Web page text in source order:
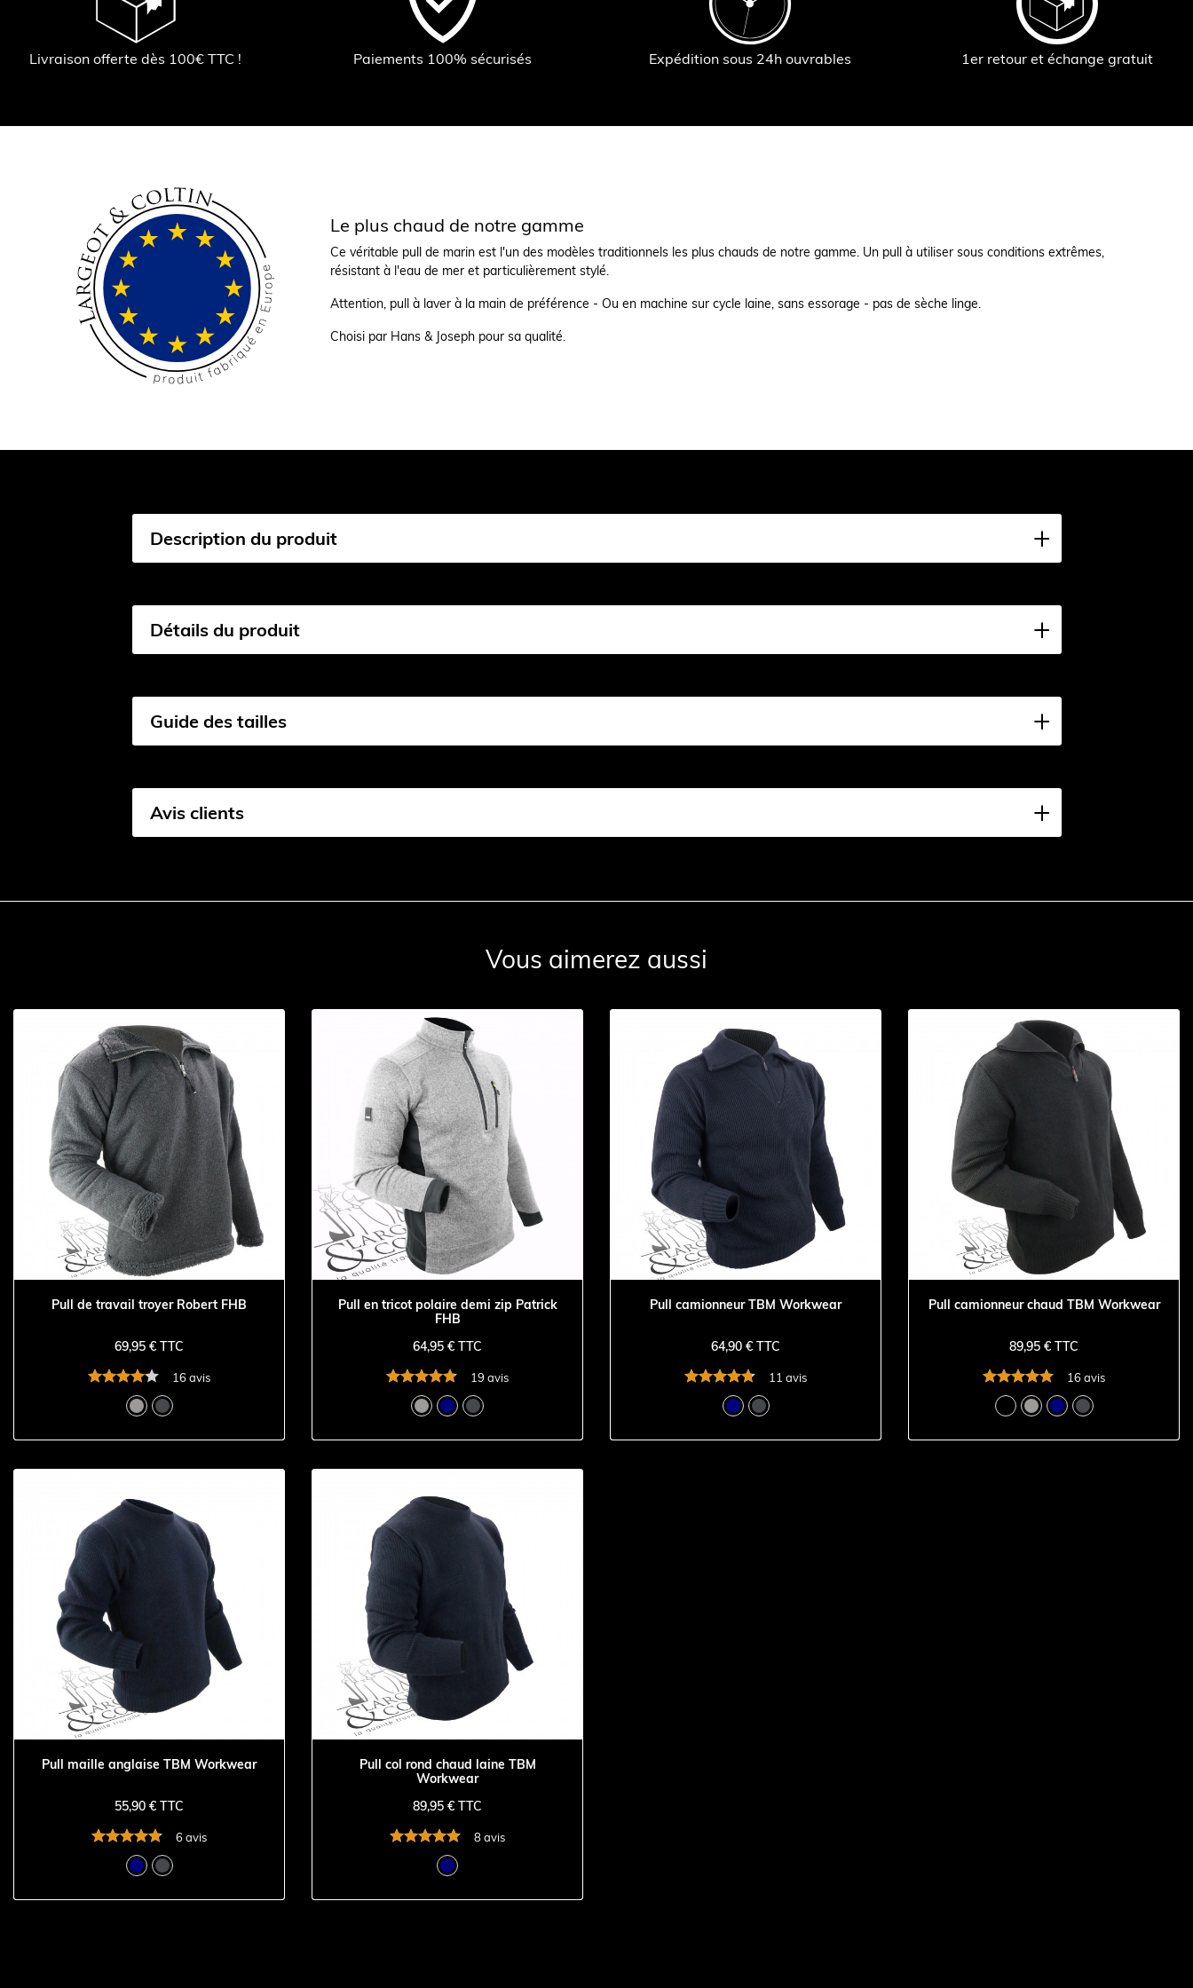
Livraison offerte dès 100€ TTC ! Paiements 100% sécurisés Expédition sous 24h ouvrables 1er retour et échange gratuit
Le plus chaud de notre gamme
Ce véritable pull de marin est l'un des modèles traditionnels les plus chauds de notre gamme. Un pull à utiliser sous conditions extrêmes,
résistant à l'eau de mer et particulièrement stylé.
Attention, pull à laver à la main de préférence - Ou en machine sur cycle laine, sans essorage - pas de sèche linge.
Choisi par Hans & Joseph pour sa qualité.
Description du produit
Détails du produit
Guide des tailles
Avis clients
Vous aimerez aussi
Pull de travail troyer Robert FHB
69,95 € TTC
16 avis
Pull en tricot polaire demi zip Patrick
FHB
64,95 € TTC
19 avis
Pull camionneur TBM Workwear
64,90 € TTC
11 avis
Pull camionneur chaud TBM Workwear
89,95 € TTC
16 avis
Pull maille anglaise TBM Workwear
55,90 € TTC
6 avis
Pull col rond chaud laine TBM
Workwear
89,95 € TTC
8 avis